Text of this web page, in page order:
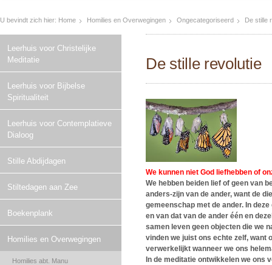
U bevindt zich hier: Home Homilies en Overwegingen Ongecategoriseerd De stille
Leerhuis voor Christelijke
Meditatie
Leerhuis voor Bijbelse
Spiritualiteit
Leerhuis voor Contemplatieve
Dialoog
Stille Abdijdagen
Stiltedagen aan Zee
Boekenplank
Homilies en Overwegingen
Homilies abt. Manu
De stille revolutie
We kunnen niet God liefhebben of
We hebben beiden lief of geen van
anders-zijn van de ander, want de
gemeenschap met de ander. In
en van dat van de ander één en
samen leven geen objecten die we
vinden we juist ons echte zelf, want
verwerkelijkt wanneer we ons
In de meditatie ontwikkelen we ons